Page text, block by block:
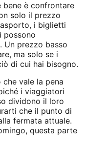
bene è confrontare
solo il prezzo
i biglietti
possono
Un prezzo basso
ma solo se i
di cui hai bisogno.
vale la pena
i viaggiatori
dividono il loro
che il punto di
fermata attuale.
questa parte